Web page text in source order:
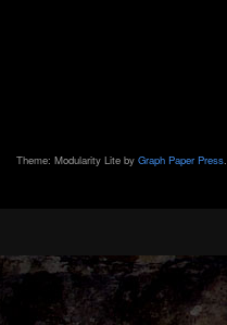
Theme: Modularity Lite by Graph Paper Press.